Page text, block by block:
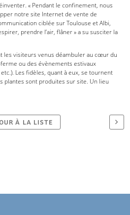
« Pendant le confinement, nous
notre site Internet de vente de
ciblée sur Toulouse et Albi,
prendre l’air, flâner » a su susciter la
les visiteurs venus déambuler au cœur du
ou des évènements estivaux
Les fidèles, quant à eux, se tournent
plantes sont produites sur site. Un lieu
À LA LISTE